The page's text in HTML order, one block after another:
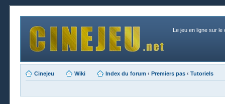
Le jeu en ligne sur le
Cinejeu Wiki Index du forum ‹ Premiers pas ‹ Tutoriels